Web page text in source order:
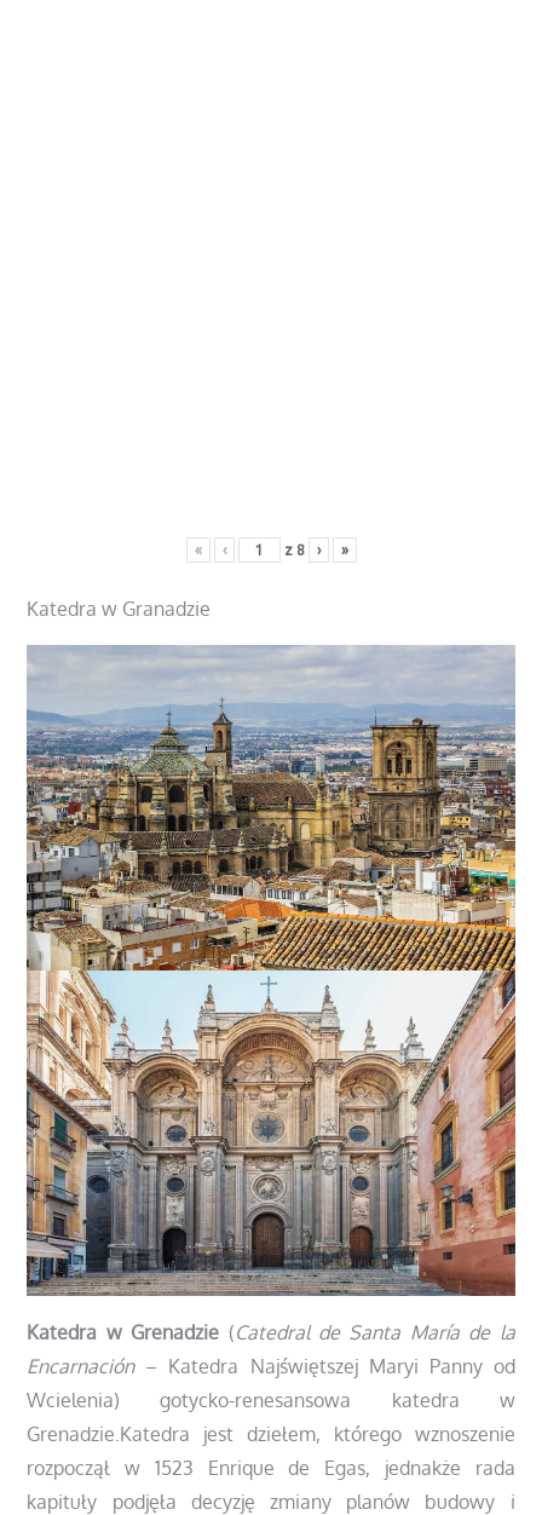
« ‹ z 8 › »
Katedra w Granadzie
Katedra w Grenadzie (Catedral de Santa María de la
Encarnación– Katedra Najświętszej Maryi Panny od
Wcielenia) gotycko-renesansowa katedra w
Grenadzie.Katedra jest dziełem, którego wznoszenie
rozpoczął w 1523 Enrique de Egas, jednakże rada
kapituły podjęła decyzję zmiany planów budowy i